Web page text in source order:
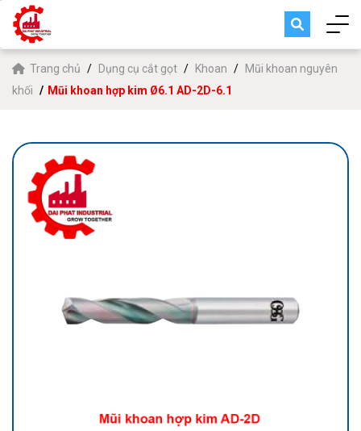
Trang chủ Dụng cụ cắt gọt Khoan
Mũi khoan nguyên
khối
Mũi khoan hợp kim Ø6.1 AD-2D-6.1